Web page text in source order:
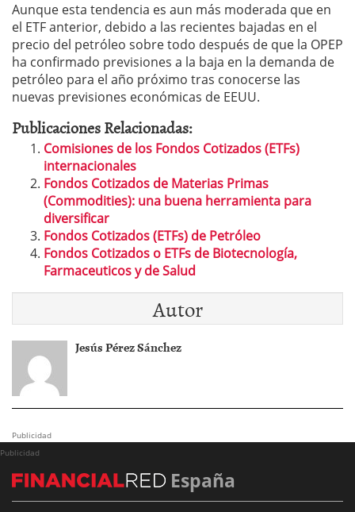
Aunque esta tendencia es aun más moderada que en
el ETF anterior, debido a las recientes bajadas en el
precio del petróleo sobre todo después de que la OPEP
ha confirmado previsiones a la baja en la demanda de
petróleo para el año próximo tras conocerse las
nuevas previsiones económicas de EEUU.
Publicaciones Relacionadas:
Comisiones de los Fondos Cotizados (ETFs)
internacionales
Fondos Cotizados de Materias Primas
(Commodities): una buena herramienta para
diversificar
Fondos Cotizados (ETFs) de Petróleo
Fondos Cotizados o ETFs de Biotecnología,
Farmaceuticos y de Salud
Autor
Jesús Pérez Sánchez
Publicidad
Publicidad
España